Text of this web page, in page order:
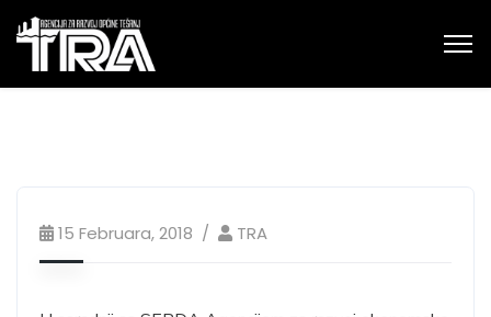
15 Februara, 2018 TRA